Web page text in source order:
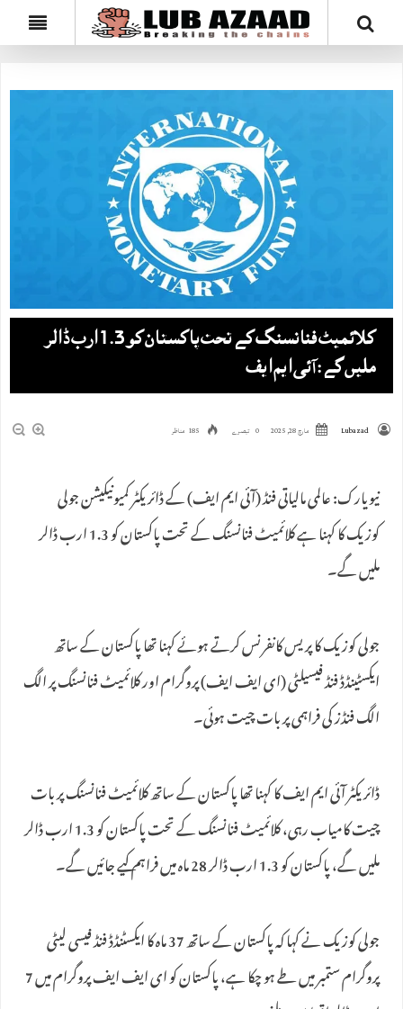
کلائمیٹ فنانسنگ کے تحت پاکستان کو 1.3 ارب ڈالر
ملیں گے: آئی ایم ایف
Lubazad مارچ 28, 2025 0 تبصرے 185 مناظر
نیویارک: عالمی مالیاتی فنڈ (آئی ایم ایف) کے ڈائریکٹر کمیونیکیشن جولی
کوزیک کا کہنا ہے کلائمیٹ فنانسنگ کے تحت پاکستان کو 1.3 ارب ڈالر
ملیں گے۔
جولی کوزیک کا پریس کانفرنس کرتے ہوئے کہنا تھا پاکستان کے ساتھ
ایکسٹینڈڈ فنڈ فیسیلٹی (ای ایف ایف) پروگرام اور کلائمیٹ فنانسنگ پر الگ
الگ فنڈز کی فراہمی پر بات چیت ہوئی۔
ڈائریکٹر آئی ایم ایف کا کہنا تھا پاکستان کے ساتھ کلائمیٹ فنانسنگ پر بات
چیت کامیاب رہی، کلائمیٹ فنانسنگ کے تحت پاکستان کو 1.3 ارب ڈالر
ملیں گے، پاکستان کو 1.3 ارب ڈالر 28 ماہ میں فراہم کیے جائیں گے۔
جولی کوزیک نے کہا کہ پاکستان کے ساتھ 37 ماہ کا ایکسٹنڈڈ فنڈ فیسی لیٹی
پروگرام ستمبر میں طے ہو چکا ہے، پاکستان کو ای ایف ایف پروگرام میں 7